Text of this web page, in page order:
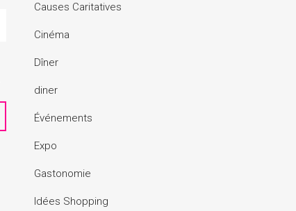
Causes Caritatives
Cinéma
Dîner
diner
Événements
Expo
Gastonomie
Idées Shopping